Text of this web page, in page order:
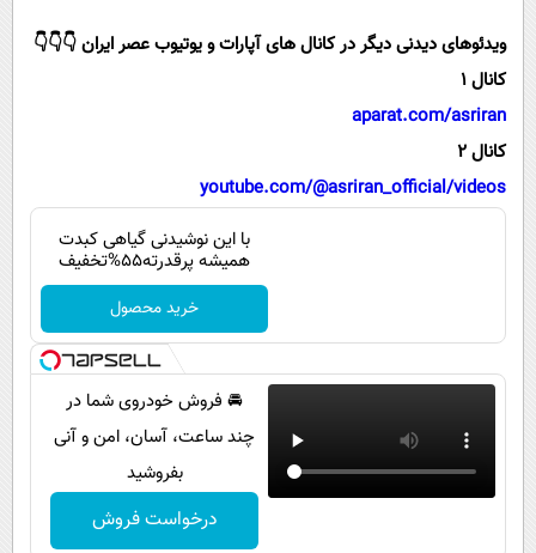
سفر و تفریح
علمی
گوناگون
سیاست
گوناگون
حوادث
محیط زیست
داستان کوتاه
روانشناسی
آشپزی
دانلود
ویدئوهای دیدنی دیگر در کانال های آپارات و یوتیوب عصر ایران 👇👇👇
کانال 1
aparat.com/asriran
کانال 2
youtube.com/@asriran_official/videos
با این نوشیدنی گیاهی کبدت
همیشه پرقدرته55%تخفیف
خرید محصول
🚘 فروش خودروی شما در
چند ساعت، آسان، امن و آنی
بفروشید
درخواست فروش